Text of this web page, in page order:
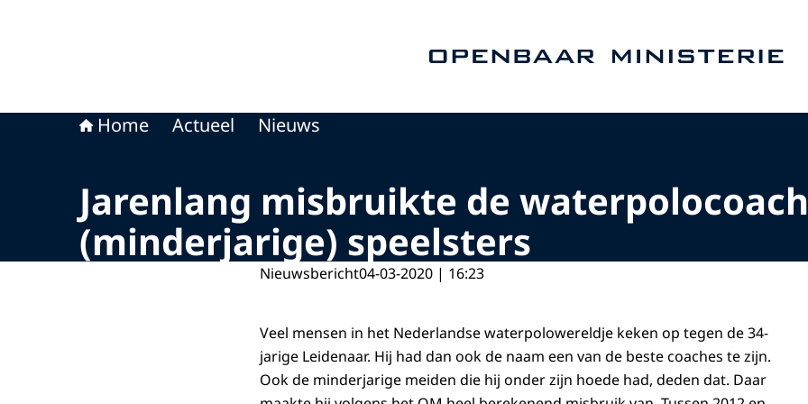
Home Actueel Nieuws
Jarenlang misbruikte de
(minderjarige) speelsters
Nieuwsbericht04-03-2020 | 16:23
Veel mensen in het Nederlandse waterpolowereldje keken op tegen de 34-
jarige Leidenaar. Hij had dan ook de naam een van de beste coaches te zijn.
Ook de minderjarige meiden die hij onder zijn hoede had, deden dat. Daar